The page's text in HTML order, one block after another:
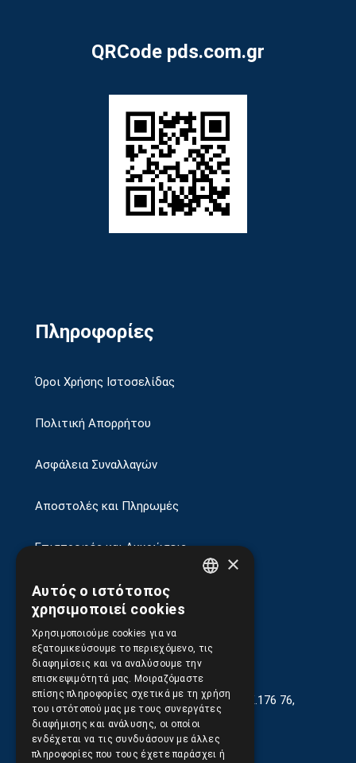
QRCode pds.com.gr
Πληροφορίες
Όροι Χρήσης Ιστοσελίδας
Πολιτική Απορρήτου
Ασφάλεια Συναλλαγών
Αποστολές και Πληρωμές
Επιστροφές και Ακυρώσεις
Γεωργίου Κρέμου 13-17, Καλλιθέα, Τ.Κ.176 76,
Αθήνα, Ελλάδα
210.9566.401(11.30-17.00)
×
Αυτός ο ιστότοπος
χρησιμοποιεί cookies
Χρησιμοποιούμε cookies για να
εξατομικεύσουμε το περιεχόμενο, τις
διαφημίσεις και να αναλύσουμε την
επισκεψιμότητά μας. Μοιραζόμαστε
επίσης πληροφορίες σχετικά με τη χρήση
του ιστότοπού μας με τους συνεργάτες
διαφήμισης και ανάλυσης, οι οποίοι
ενδέχεται να τις συνδυάσουν με άλλες
πληροφορίες που τους έχετε παράσχει ή